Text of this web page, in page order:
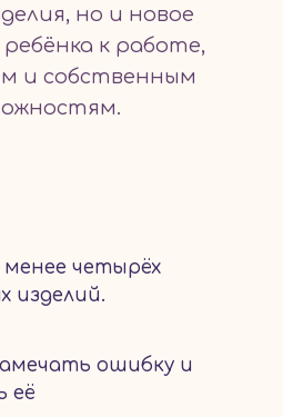
но и новое
к работе,
и собственным
четырёх
изделий.
ошибку и
её